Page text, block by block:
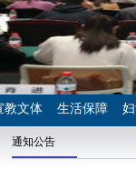
教文体 生活保障
通知公告